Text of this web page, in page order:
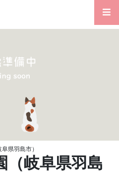
県羽島市）
（岐阜県羽島